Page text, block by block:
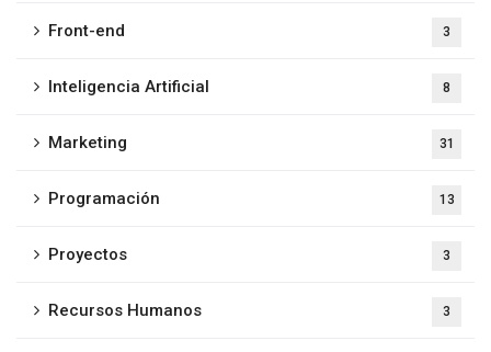
Front-end 3
Inteligencia Artificial 8
Marketing 31
Programación 13
Proyectos 3
Recursos Humanos 3